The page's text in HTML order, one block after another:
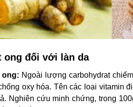
ong đối với làn da
ong: Ngoài lượng carbohydrat
oxy hóa. Tên các loại vitamin
Nghiên cứu minh chứng, trong